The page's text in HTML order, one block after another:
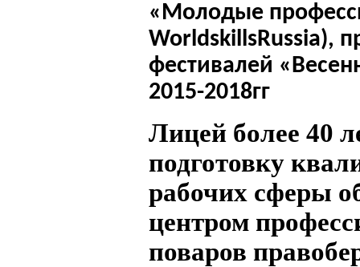
«Молодые
WorldskillsRussia),
фестивалей
2015-2018гг
Лицей более 40
подготовку
рабочих сферы
центром
поваров